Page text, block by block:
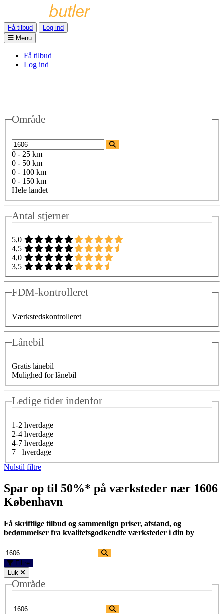
Få tilbud
Log ind
Menu
Få tilbud
Log ind
Område
0 - 25 km
0 - 50 km
0 - 100 km
0 - 150 km
Hele landet
Antal stjerner
5,0
4,5
4,0
3,5
FDM-kontrolleret
Værkstedskontrolleret
Lånebil
Gratis lånebil
Mulighed for lånebil
Ledige tider indenfor
1-2 hverdage
2-4 hverdage
4-7 hverdage
7+ hverdage
Nulstil filtre
Spar op til 50%* på værksteder nær 1606
København
Få skriftlige tilbud og sammenlign priser, afstand, og
bedømmelser fra kvalitetsgodkendte værksteder i din by
Filtre
Luk
Område